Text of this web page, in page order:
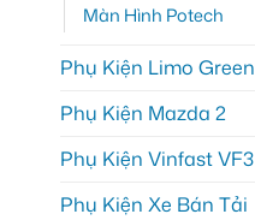
Màn Hình Potech
Phụ Kiện Limo Green
Phụ Kiện Mazda 2
Phụ Kiện Vinfast VF3
Phụ Kiện Xe Bán Tải